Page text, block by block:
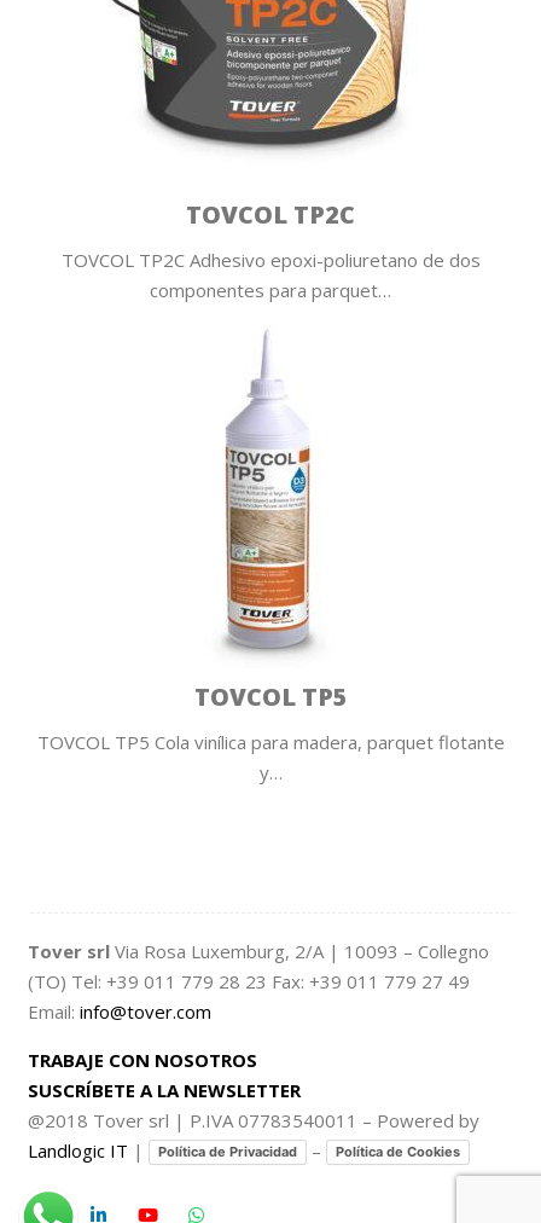
TOVCOL TP2C
TOVCOL TP2C Adhesivo epoxi-poliuretano de dos
componentes para parquet…
TOVCOL TP5
TOVCOL TP5 Cola vinílica para madera, parquet flotante
y…
Tover srl Via Rosa Luxemburg, 2/A | 10093 – Collegno
(TO) Tel: +39 011 779 28 23 Fax: +39 011 779 27 49
Email: info@tover.com
TRABAJE CON NOSOTROS
SUSCRÍBETE A LA NEWSLETTER
@2018 Tover srl | P.IVA 07783540011 – Powered by
Landlogic IT | Política de Privacidad – Política de Cookies